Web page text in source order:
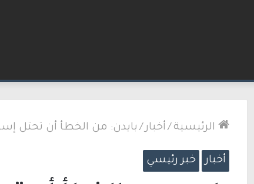
الرئيسية / أخبار / بايدن: من الخطأ أن تحتل
أخبار خبر رئيسي